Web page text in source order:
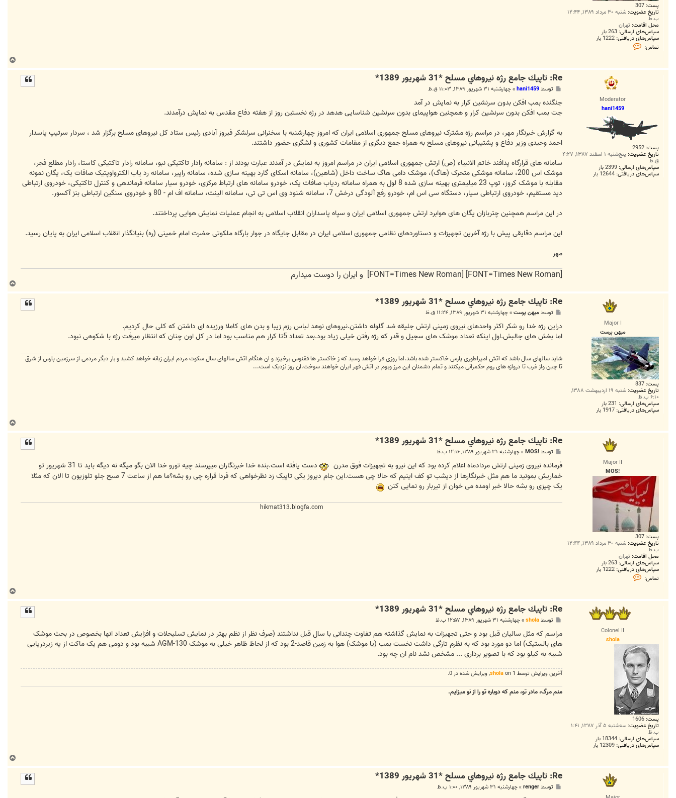
پست: 307
تاریخ عضویت: شنبه ۳۰ مرداد ۱۳۸۹, ۱۲:۴۴
ب.ظ
محل اقامت: تهران
سپاس‌های ارسالی: 263 بار
سپاس‌های دریافتی: 1222 بار
تماس:
ت
!
ا
Moderator
hani1459
پست: 2952
تاریخ عضویت: پنج‌شنبه ۱ اسفند ۱۳۸۷, ۴:۲۷
ق.ظ
سپاس‌های ارسالی: 2399 بار
سپاس‌های دریافتی: 12644 بار
Re: تاپيك جامع رژه نيروهاي مسلح *31 شهريور 1389*
ت
توسطhani1459
»چهارشنبه ۳۱ شهریور ۱۳۸۹, ۱۱:۰۳ ق.ظ
جنگنده بمب افکن بدون سرنشین کرار به نمایش در آمد
جت بمب افکن بدون سرنشین کرار و همچنین هواپیمای بدون سرنشین شناسایی هدهد در رژه نخستین روز از هفته دفاع مقدس به نمایش درآمدند.
به گزارش خبرنگار مهر، در مراسم رژه مشترک نیروهای مسلح جمهوری اسلامی ایران که امروز چهارشنبه با سخنرانی سرلشکر فیروز آبادی رئیس ستاد کل نیروهای مسلح برگزار شد ، سردار سرتیپ پاسدار
احمد وحیدی وزیر دفاع و پشتیبانی نیروهای مسلح به همراه جمع دیگری از مقامات کشوری و لشگری حضور داشتند.
سامانه های قرارگاه پدافند خاتم الانبیاء (ص) ارتش جمهوری اسلامی ایران در مراسم امروز به نمایش در آمدند عبارت بودند از : سامانه رادار تاکتیکی نبو، سامانه رادار تاکتیکی کاستا، رادار مطلع فجر،
موشک اس 200، سامانه موشکی متحرک (هاگ)، موشک دامی هاگ ساخت داخل (شاهین)، سامانه اسکای گارد بهینه سازی شده، سامانه راپیر، سامانه رد یاب الکترواوپتیک صافات یک، یگان نمونه
مقابله با موشک کروز، توپ 23 میلیمتری بهینه سازی شده 8 لول به همراه سامانه ردیاب صافات یک، خودرو سامانه های ارتباط مرکزی، خودرو سیار سامانه فرماندهی و کنترل تاکتیکی، خودروی ارتباطی
دید مستقیم، خودروی ارتباطی سیار، دستگاه سی اس ام، خودرو رفع آلودگی درخش 7، سامانه شنود وی اس تی تی، سامانه الینت، سامانه اف ام - 80 و خودروی سنگین ارتباطی بنز آکسور.
در این مراسم همچنین چتربازان یگان های هوابرد ارتش جمهوری اسلامی ایران و سپاه پاسداران انقلاب اسلامی به انجام عملیات نمایش هوایی پرداختند.
این مراسم دقایقی پیش با رژه آخرین تجهیزات و دستاوردهای نظامی جمهوری اسلامی ایران در مقابل جایگاه در جوار بارگاه ملکوتی حضرت امام خمینی (ره) بنیانگذار انقلاب اسلامی ایران به پایان رسید.
مهر
[FONT=Times New Roman] [FONT=Times New Roman] و ایران را دوست میدارم
ا
Major I
میهن پرست
پست: 837
تاریخ عضویت: شنبه ۱۹ اردیبهشت ۱۳۸۸,
۶:۱۰ ب.ظ
سپاس‌های ارسالی: 231 بار
سپاس‌های دریافتی: 1917 بار
Re: تاپيك جامع رژه نيروهاي مسلح *31 شهريور 1389*
ت
توسطمیهن پرست»چهارشنبه ۳۱ شهریور ۱۳۸۹, ۱۱:۲۴ ق.ظ
دراین رژه خدا رو شکر اکثر واحدهای نیروی زمینی ارتش جلیقه ضد گلوله داشتن.نیروهای نوهد لباس رزم زیبا و بدن های کاملا ورزیده ای داشتن که کلی حال کردیم.
اما بخش های جالبش.اول اینکه تعداد موشک های سجیل و قدر که رژه رفتن خیلی زیاد بود.بعد تعداد 5تا کرار هم مناسب بود اما در کل اون چنان که انتظار میرفت رژه با شکوهی نبود.
شاید سالهای سال باشد که اتش امپراطوری پارس خاکستر شده باشد.اما روزی فرا خواهد رسید که ز خاکستر ها ققنوس برخیزد و ان هنگام اتش سالهای سال سکوت مردم ایران زبانه خواهد کشید و بار دیگر مردمی از سرزمین پارس از شرق
تا چین واز غرب تا دروازه های روم حکمرانی میکنند و تمام دشمنان این مرز وبوم در اتش قهر ایران خواهند سوخت.ان روز نزدیک است...
ا
Major II
!MOS
پست: 307
تاریخ عضویت: شنبه ۳۰ مرداد ۱۳۸۹, ۱۲:۴۴
ب.ظ
محل اقامت: تهران
سپاس‌های ارسالی: 263 بار
سپاس‌های دریافتی: 1222 بار
تماس:
ت
!
M
O
Re: تاپيك جامع رژه نيروهاي مسلح *31 شهريور 1389*
ت
توسط!MOS
»چهارشنبه ۳۱ شهریور ۱۳۸۹, ۱۲:۱۶ ب.ظ
فرمانده نیروی زمینی ارتش مردادماه اعلام کرده بود که این نیرو به تجهیزات فوق مدرن
دست یافته است.بنده خدا خبرنگاران میپرسند چیه تورو خدا الان بگو میگه نه دیگه باید تا 31 شهریور تو
خماریش بمونید ما هم مثل خبرنگارها از دیشب تو کف اینیم که حالا چی هست.این جام دیروز یکی تاپیک زد نظرخواهی که فردا قراره چی رو بشه؟ما هم از ساعت 7 صبح جلو تلوزیون تا الان که مثلا
یک چیزی رو بشه حالا خبر اومده می خوان از تیربار رو نمایی کنن
hikmat313.blogfa.com
ا
Colonel II
shola
پست: 1606
تاریخ عضویت: سه‌شنبه ۵ آذر ۱۳۸۷, ۱:۴۱
ب.ظ
سپاس‌های ارسالی: 18344 بار
سپاس‌های دریافتی: 12309 بار
Re: تاپيك جامع رژه نيروهاي مسلح *31 شهريور 1389*
ت
توسطshola
»چهارشنبه ۳۱ شهریور ۱۳۸۹, ۱۲:۵۷ ب.ظ
مراسم که مثل سالیان قبل بود و حتی تجهیزات به نمایش گذاشته هم تفاوت چندانی با سال قبل نداشتند (صرف نظر از نظم بهتر در نمایش تسلیحلات و افزایش تعداد انها بخصوص در بحث موشک
های بالستیک) اما دو مورد بود که به نظرم تازگی داشت نخست بمب (یا موشک) هوا به زمین قاصد-2 بود که از لحاظ ظاهر خیلی به موشک AGM-130 شبیه بود و دومی هم یک ماکت از یه زیردریایی
شبیه به کیلو بود که با تصویر برداری ... مشخص نشد نام ان چه بود.
آخرین ويرايش توسط 1 on shola, ويرايش شده در 0.
منم مرگ، مادر تو، منم که دوباره تو را از نو میزایم.
ا
Re: تاپيك جامع رژه نيروهاي مسلح *31 شهريور 1389*
توسطrenger
»چهارشنبه ۳۱ شهریور ۱۳۸۹, ۱:۰۰ ب.ظ